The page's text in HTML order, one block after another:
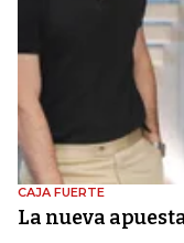
CAJA FUERTE
La nueva